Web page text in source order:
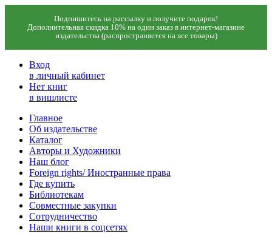
Подпишитесь на рассылку и получите подарок!
Дополнительная скидка 10% на один заказ в интернет-магазине
издательства (распространяется на все товары)
Вход
в личный кабинет
Нет книг
в вишлисте
Главное
Об издательстве
Каталог
Авторы и Художники
Наш блог
Foreign rights/ Иностранные права
Где купить
Библиотекам
Совместные закупки
Сотрудничество
Наши книги в соцсетях